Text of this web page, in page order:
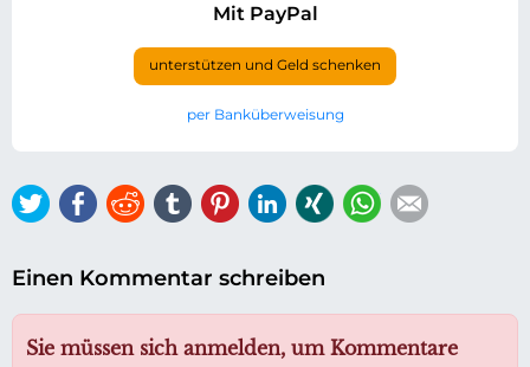
Mit PayPal
unterstützen und Geld schenken
per Banküberweisung
TwitterFacebook
ReddittumblrPinterestLinkedIn
Xing WhatsApp
Einen Kommentar schreiben
Sie müssen sich anmelden, um Kommentare